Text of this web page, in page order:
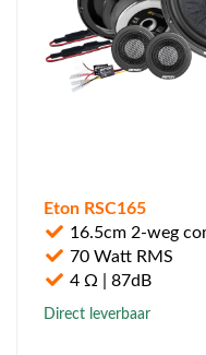
Eton RSC165
16.5cm 2-weg
70 Watt RMS
4 Ω | 87dB
Direct leverbaar